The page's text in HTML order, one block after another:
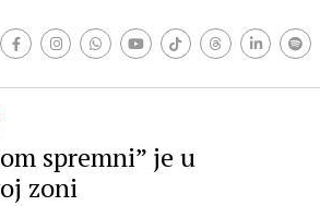
spremni” je u
zoni